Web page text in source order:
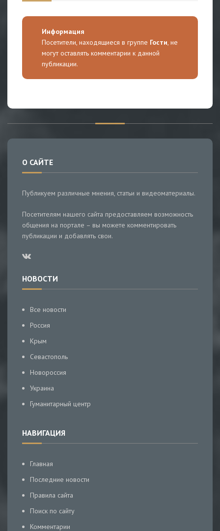
Информация
Посетители, находящиеся в группе Гости, не
могут оставлять комментарии к данной
публикации.
О САЙТЕ
Публикуем различные мнения, статьи и видеоматериалы.
Посетителям нашего сайта предоставляем возможность
общения на портале – вы можете комментировать
публикации и добавлять свои.
НОВОСТИ
Все новости
Россия
Крым
Севастополь
Новороссия
Украина
Гуманитарный центр
НАВИГАЦИЯ
Главная
Последние новости
Правила сайта
Поиск по сайту
Комментарии